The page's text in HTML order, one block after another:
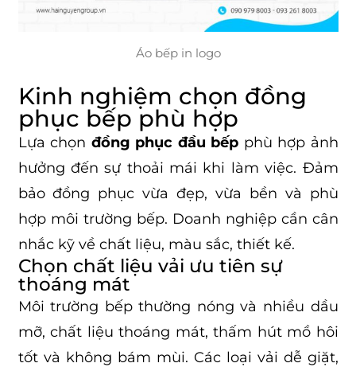
Áo bếp in logo
Kinh nghiệm chọn đồng
phục bếp phù hợp
Lựa chọn đồng phục đầu bếp phù hợp ảnh
hưởng đến sự thoải mái khi làm việc. Đảm
bảo đồng phục vừa đẹp, vừa bền và phù
hợp môi trường bếp. Doanh nghiệp cần cân
nhắc kỹ về chất liệu, màu sắc, thiết kế.
Chọn chất liệu vải ưu tiên sự
thoáng mát
Môi trường bếp thường nóng và nhiều dầu
mỡ, chất liệu thoáng mát, thấm hút mồ hôi
tốt và không bám mùi. Các loại vải dễ giặt,